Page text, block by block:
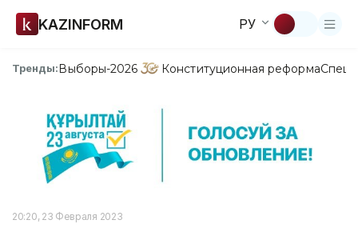
KAZINFORM РУ
Тренды:Выборы-2026 Конституционная реформа
20:20, 23 Февраля 2023